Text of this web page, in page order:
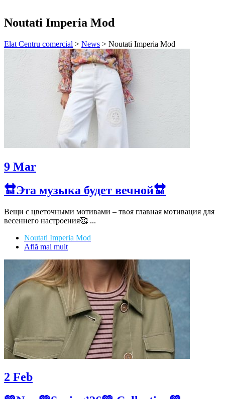
Noutati Imperia Mod
Elat Centru comercial > News > Noutati Imperia Mod
9 Mar
🔛Эта музыка будет вечной🔛
Вещи с цветочными мотивами – твоя главная мотивация для
весеннего настроения🥰 ...
Noutati Imperia Mod
Află mai mult
2 Feb